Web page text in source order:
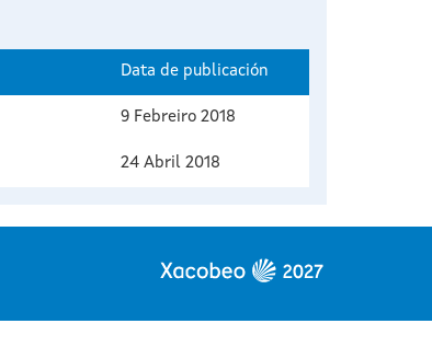
Data de publicación
9 Febreiro 2018
24 Abril 2018